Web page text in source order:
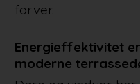
farver.
Energieffektivitet
moderne